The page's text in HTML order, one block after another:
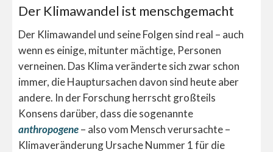
Der Klimawandel ist menschgemacht
Der Klimawandel und seine Folgen sind real – auch
wenn es einige, mitunter mächtige, Personen
verneinen. Das Klima veränderte sich zwar schon
immer, die Hauptursachen davon sind heute aber
andere. In der Forschung herrscht großteils
Konsens darüber, dass die sogenannte
anthropogene– also vom Mensch verursachte –
Klimaveränderung Ursache Nummer 1 für die